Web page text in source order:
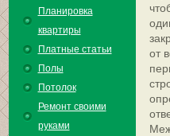
Планировка
квартиры
Платные статьи
Полы
Потолок
Ремонт своими
руками
от